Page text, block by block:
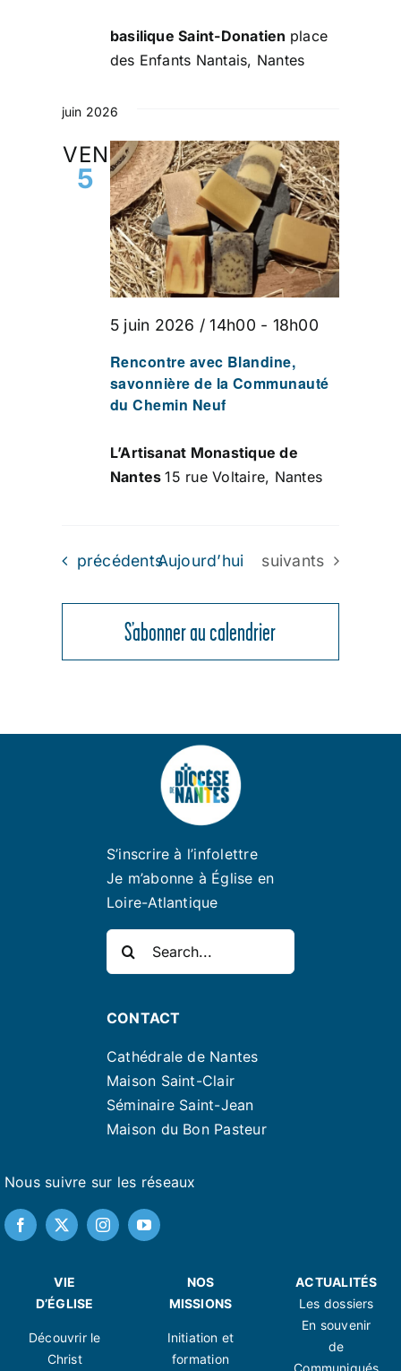
basilique Saint-Donatien place
des Enfants Nantais, Nantes
juin 2026
VEN
5
Rencontre avec Blandine,
savonnière de la Communauté
du Chemin Neuf
5 juin 2026 / 14h00 - 18h00
L’Artisanat Monastique de
Nantes15 rue Voltaire, Nantes
Évènements
précédentsAujourd’hui Évènements
suivants
S’abonner au calendrier
S’inscrire à l’infolettre
Je m’abonne à Église en
Loire-Atlantique
Rechercher:
Nous suivre sur les réseaux
CONTACT
Cathédrale de Nantes
Maison Saint-Clair
Séminaire Saint-Jean
Maison du Bon Pasteur
VIE
D’ÉGLISE
Découvrir le
Christ
NOS
MISSIONS
Initiation et
formation
ACTUALITÉS
Les dossiers
En souvenir
de
Communiqués